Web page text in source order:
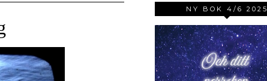
NY BOK 4/6 2025